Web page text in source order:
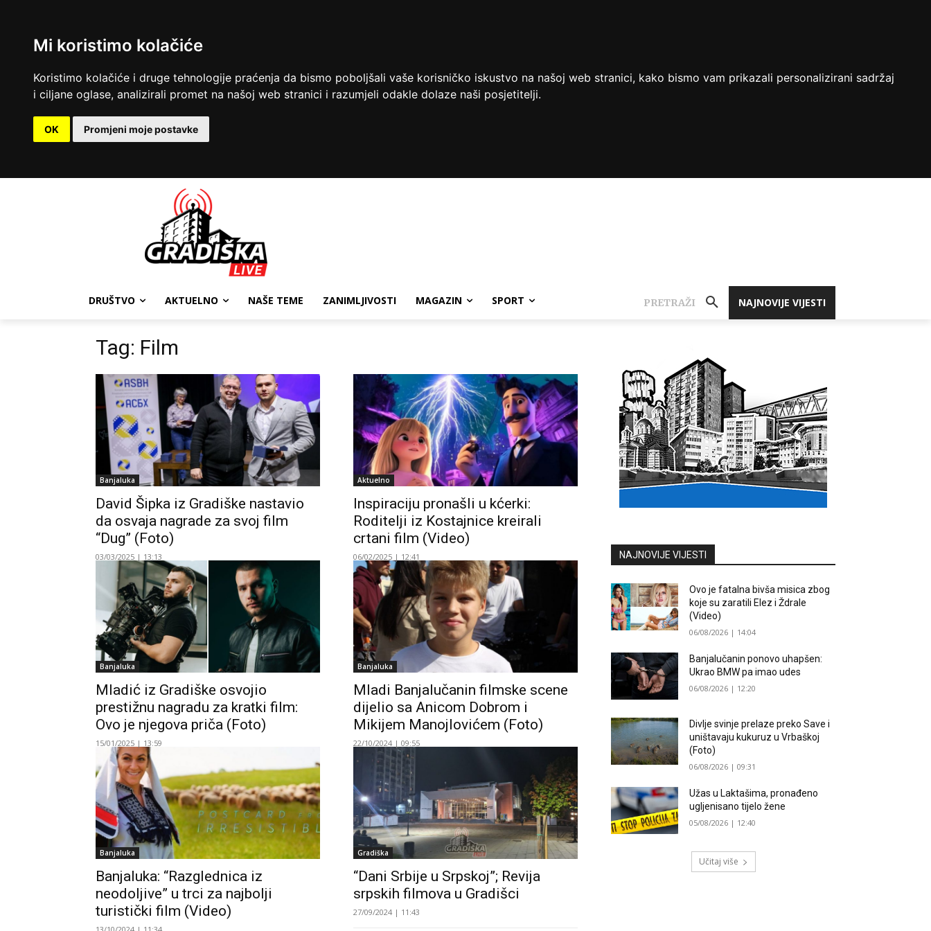
Mi koristimo kolačiće
Koristimo kolačiće i druge tehnologije praćenja da bismo poboljšali vaše korisničko iskustvo na našoj web stranici, kako bismo vam prikazali personalizirani sadržaj
i ciljane oglase, analizirali promet na našoj web stranici i razumjeli odakle dolaze naši posjetitelji.
OK Promjeni moje postavke
DRUŠTVO AKTUELNO NAŠE TEME ZANIMLJIVOSTI MAGAZIN SPORT NAJNOVIJE VIJESTI
PRETRAŽI
Tag: Film
Banjaluka
David Šipka iz Gradiške nastavio
da osvaja nagrade za svoj film
“Dug” (Foto)
03/03/2025 | 13:13
Aktuelno
Inspiraciju pronašli u kćerki:
Roditelji iz Kostajnice kreirali
crtani film (Video)
06/02/2025 | 12:41
Banjaluka
Mladić iz Gradiške osvojio
prestižnu nagradu za kratki film:
Ovo je njegova priča (Foto)
15/01/2025 | 13:59
Banjaluka
Mladi Banjalučanin filmske scene
dijelio sa Anicom Dobrom i
Mikijem Manojlovićem (Foto)
22/10/2024 | 09:55
Banjaluka
Banjaluka: “Razglednica iz
neodoljive” u trci za najbolji
turistički film (Video)
Gradiška
“Dani Srbije u Srpskoj”; Revija
srpskih filmova u Gradišci
27/09/2024 | 11:43
NAJNOVIJE VIJESTI
Ovo je fatalna bivša misica zbog
koje su zaratili Elez i Ždrale
(Video)
06/08/2026 | 14:04
Banjalučanin ponovo uhapšen:
Ukrao BMW pa imao udes
06/08/2026 | 12:20
Divlje svinje prelaze preko Save i
uništavaju kukuruz u Vrbaškoj
(Foto)
06/08/2026 | 09:31
Užas u Laktašima, pronađeno
ugljenisano tijelo žene
05/08/2026 | 12:40
Učitaj više